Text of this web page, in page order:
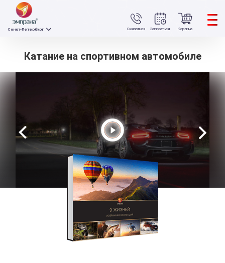
Связаться
Санкт-Петербург Записаться Корзина
Катание на спортивном автомобиле